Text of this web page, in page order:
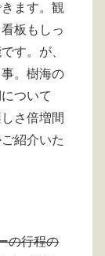
ます。観
板もしっ
す。が、
。樹海の
ついて
さ倍増間
紹介いた
の行程の